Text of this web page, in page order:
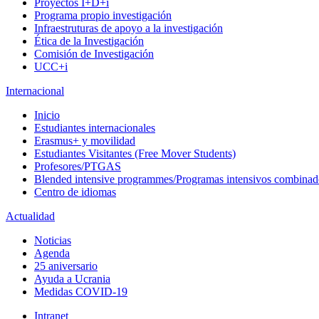
Proyectos I+D+i
Programa propio investigación
Infraestruturas de apoyo a la investigación
Ética de la Investigación
Comisión de Investigación
UCC+i
Internacional
Inicio
Estudiantes internacionales
Erasmus+ y movilidad
Estudiantes Visitantes (Free Mover Students)
Profesores/PTGAS
Blended intensive programmes/Programas intensivos
Centro de idiomas
Actualidad
Noticias
Agenda
25 aniversario
Ayuda a Ucrania
Medidas COVID-19
Intranet